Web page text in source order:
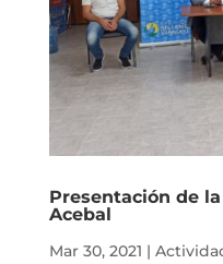
Presentación de
Acebal
Mar 30, 2021 |